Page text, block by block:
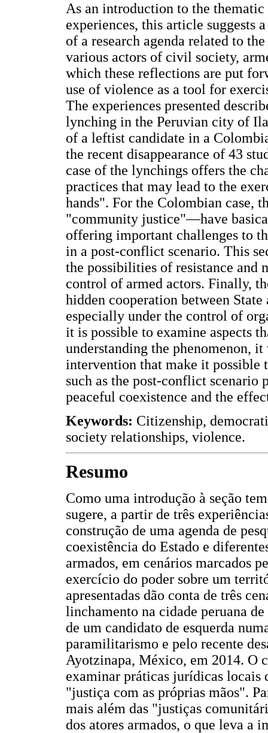
As an introduction to the
experiences, this article suggests
of a research agenda related to
various actors of civil society,
which these reflections are put
use of violence as a tool for
The experiences presented
lynching in the Peruvian city of
of a leftist candidate in a
the recent disappearance of 43
case of the lynchings offers the
practices that may lead to the
hands". For the Colombian case,
"community justice"—have
offering important challenges to
in a post-conflict scenario. This
the possibilities of resistance and
control of armed actors. Finally,
hidden cooperation between
especially under the control of
it is possible to examine aspects
understanding the phenomenon,
intervention that make it possible
such as the post-conflict scenario
peaceful coexistence and the
Keywords: Citizenship,
society relationships, violence.
Resumo
Como uma introdução à seção
sugere, a partir de três
construção de uma agenda de
coexistência do Estado e
armados, em cenários marcados
exercício do poder sobre um
apresentadas dão conta de três
linchamento na cidade peruana
de um candidato de esquerda
paramilitarismo e pelo recente
Ayotzinapa, México, em 2014. O
examinar práticas jurídicas locais
"justiça com as próprias mãos".
mais além das "justiças
dos atores armados, o que leva a